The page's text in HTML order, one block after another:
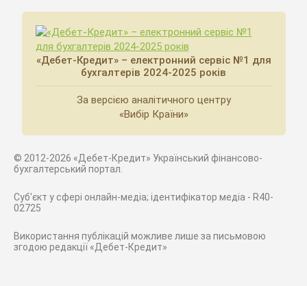
«Дебет-Кредит» – електронний сервіс №1 для
бухгалтерів 2024-2025 років
За версією аналітичного центру
«Вибір Країни»
© 2012-2026 «Дебет-Кредит» Український фінансово-
бухгалтерський портал.
Суб'єкт у сфері онлайн-медіа; ідентифікатор медіа - R40-
02725
Використання публікацій можливе лише за письмовою
згодою редакції «Дебет-Кредит»